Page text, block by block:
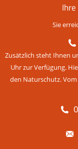
Sie
Zusätzlich steht Ihnen
Uhr zur Verfügung.
den Naturschutz.